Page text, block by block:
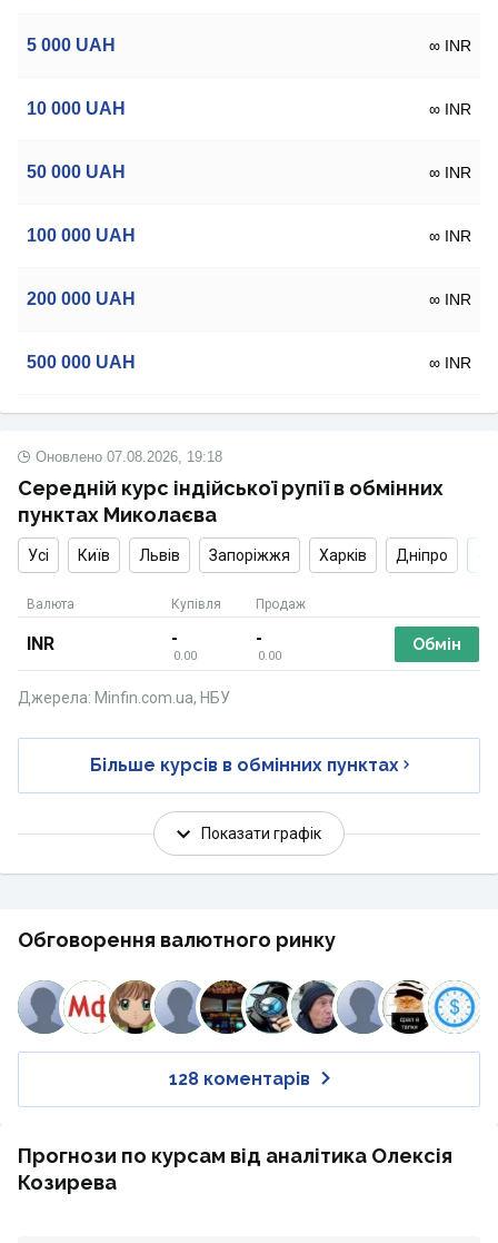
5 000 UAH ∞ INR
10 000 UAH ∞ INR
50 000 UAH ∞ INR
100 000 UAH ∞ INR
200 000 UAH ∞ INR
500 000 UAH ∞ INR
Середній курс індійської рупії в обмінних
пунктах Миколаєва
Оновлено 07.08.2026, 19:18
Усі Київ Львів Запоріжжя Харків Дніпро
Валюта Купівля Продаж
INR -
0.00
-
0.00
Обмін
Більше курсів в обмінних пунктах
Джерела: Minfin.com.ua, НБУ
Показати графік
Обговорення валютного ринку
128 коментарів
Прогнози по курсам від аналітика Олексія
Козирева